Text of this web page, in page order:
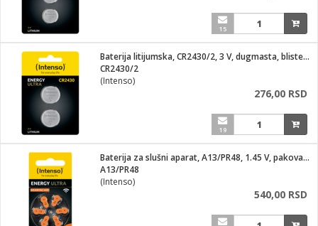
15
Baterija litijumska, CR2430/2, 3 V, dugmasta, blister 2 kom
CR2430/2
(Intenso)
276,00 RSD
19
Baterija za slušni aparat, A13/PR48, 1.45 V, pakovanje 6 kom
A13/PR48
(Intenso)
540,00 RSD